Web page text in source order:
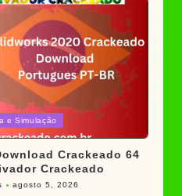
e Simulação
Crackeado 64
Crackeado
agosto 5, 2026